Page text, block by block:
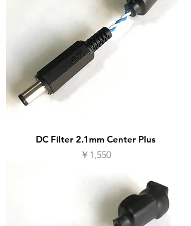
DC Filter 2.1mm Center Plus
価格
￥1,550